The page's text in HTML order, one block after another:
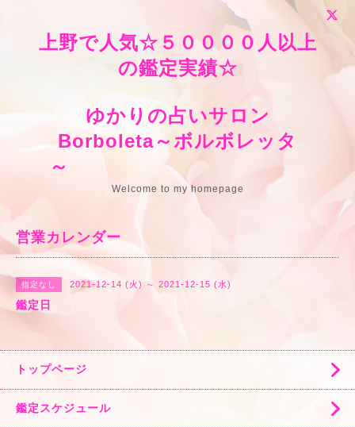
上野で人気☆５００００人以上
の鑑定実績☆
ゆかりの占いサロン
Borboleta～ボルボレッタ
～
Welcome to my homepage
営業カレンダー
指定なし 2021-12-14 (火) ～ 2021-12-15 (水)
鑑定日
トップページ
鑑定スケジュール